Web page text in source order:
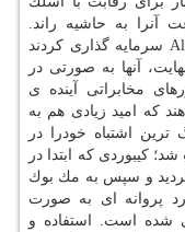
آنرا به حاشیه راند.
سپس، اهالی مانتین ویو روی پیام رسان Allo سرمایه گذاری كردند
آنها به صورتی در
مخابراتی آینده ی
كه امید زیادی هم به
ترین اشتباه خودرا در
كیبوردی كه ابتدا در
سال ۲۰۱۵ معرفی گردید و سپس به مك بوك
پروانه ای به صورت
شده است. استفاده و